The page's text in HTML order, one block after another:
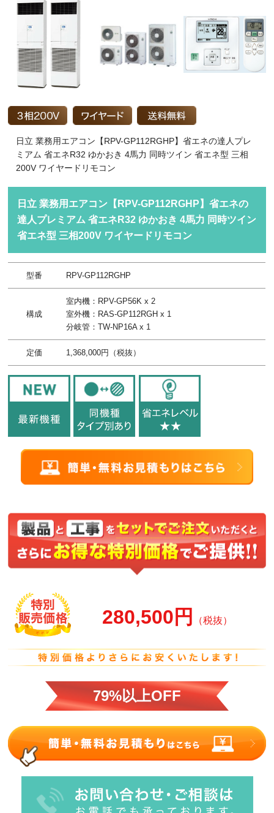
日立 業務用エアコン【RPV-GP112RGHP】省エネの達人プレ
ミアム 省エネR32 ゆかおき 4馬力 同時ツイン 省エネ型 三相
200V ワイヤードリモコン
日立 業務用エアコン【RPV-GP112RGHP】省エネの
達人プレミアム 省エネR32 ゆかおき 4馬力 同時ツイン
省エネ型 三相200V ワイヤードリモコン
型番 RPV-GP112RGHP
構成
室内機：RPV-GP56K x 2
室外機：RAS-GP112RGH x 1
分岐管：TW-NP16A x 1
定価 1,368,000円（税抜）
280,500円 （税抜）
79%以上OFF